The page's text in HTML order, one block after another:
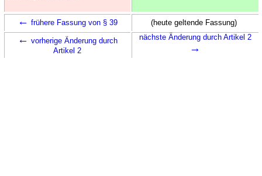
← frühere Fassung von § 39 (heute geltende Fassung)
← vorherige Änderung durch
Artikel 2
nächste Änderung durch Artikel 2
→